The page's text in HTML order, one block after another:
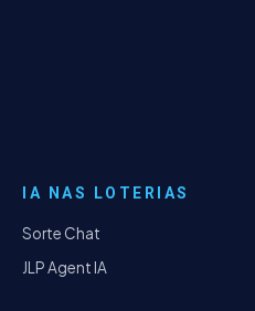
IA NAS LOTERIAS
Sorte Chat
JLP Agent IA